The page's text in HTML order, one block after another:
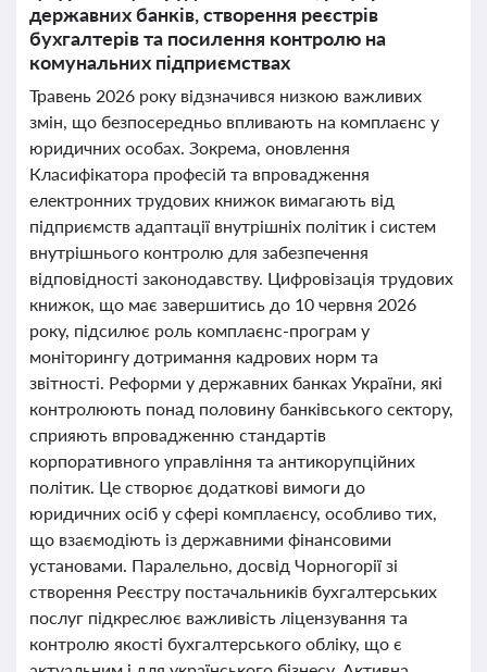
державних банків, створення реєстрів
бухгалтерів та посилення контролю на
комунальних підприємствах
Травень 2026 року відзначився низкою важливих
змін, що безпосередньо впливають на комплаєнс у
юридичних особах. Зокрема, оновлення
Класифікатора професій та впровадження
електронних трудових книжок вимагають від
підприємств адаптації внутрішніх політик і систем
внутрішнього контролю для забезпечення
відповідності законодавству. Цифровізація трудових
книжок, що має завершитись до 10 червня 2026
року, підсилює роль комплаєнс-програм у
моніторингу дотримання кадрових норм та
звітності. Реформи у державних банках України, які
контролюють понад половину банківського сектору,
сприяють впровадженню стандартів
корпоративного управління та антикорупційних
політик. Це створює додаткові вимоги до
юридичних осіб у сфері комплаєнсу, особливо тих,
що взаємодіють із державними фінансовими
установами. Паралельно, досвід Чорногорії зі
створення Реєстру постачальників бухгалтерських
послуг підкреслює важливість ліцензування та
контролю якості бухгалтерського обліку, що є